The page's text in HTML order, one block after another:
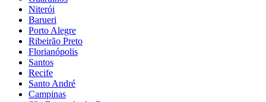
Niterói
Barueri
Porto Alegre
Ribeirão Preto
Florianópolis
Santos
Recife
Santo André
Campinas